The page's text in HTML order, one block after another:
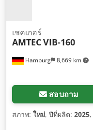
Hamburg 8,669 km
เชคเกอร์
AMTECVIB-160
สอบถาม
สภาพ: ใหม่, ปีที่ผลิต: 2025,